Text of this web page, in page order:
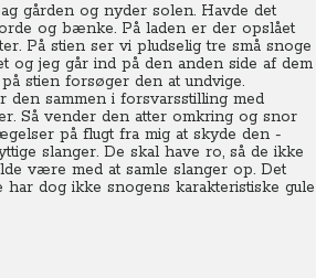
gården og nyder solen. Havde det
og bænke. På laden er der opslået
På stien ser vi pludselig tre små snoge
jeg går ind på den anden side af dem
stien forsøger den at undvige.
den sammen i forsvarsstilling med
Så vender den atter omkring og snor
på flugt fra mig at skyde den -
slanger. De skal have ro, så de ikke
være med at samle slanger op. Det
dog ikke snogens karakteristiske gule